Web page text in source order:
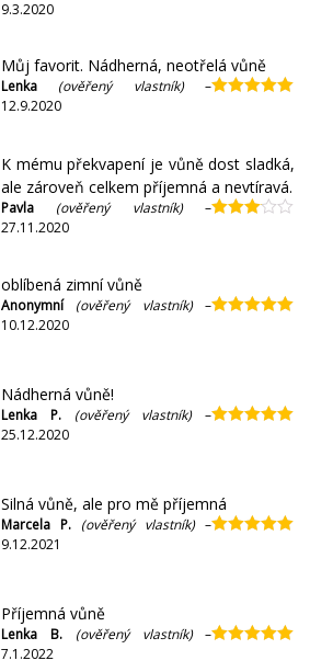
9.3.2020
Můj favorit. Nádherná, neotřelá vůně
Lenka (ověřený vlastník)
–
12.9.2020
K mému překvapení je vůně dost sladká,
ale zároveň celkem příjemná a nevtíravá.
Pavla (ověřený vlastník)
–
27.11.2020
oblíbená zimní vůně
Anonymní (ověřený vlastník)
–
10.12.2020
Nádherná vůně!
Lenka P. (ověřený vlastník)
–
25.12.2020
Silná vůně, ale pro mě příjemná
Marcela P. (ověřený vlastník) –
9.12.2021
Příjemná vůně
Lenka B. (ověřený vlastník)
–
7.1.2022